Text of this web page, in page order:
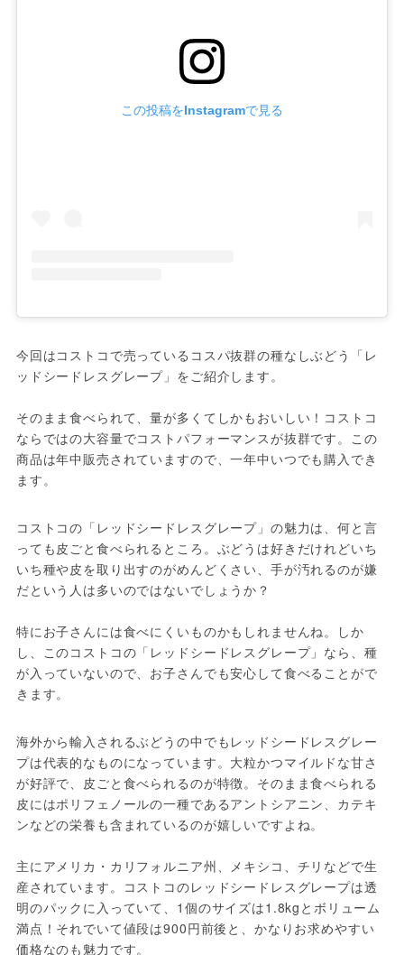
この投稿をInstagramで見る
今回はコストコで売っているコスパ抜群の種なしぶどう「レ
ッドシードレスグレープ」をご紹介します。
そのまま食べられて、量が多くてしかもおいしい！コストコ
ならではの大容量でコストパフォーマンスが抜群です。この
商品は年中販売されていますので、一年中いつでも購入でき
ます。
コストコの「レッドシードレスグレープ」の魅力は、何と言
っても皮ごと食べられるところ。ぶどうは好きだけれどいち
いち種や皮を取り出すのがめんどくさい、手が汚れるのが嫌
だという人は多いのではないでしょうか？
特にお子さんには食べにくいものかもしれませんね。しか
し、このコストコの「レッドシードレスグレープ」なら、種
が入っていないので、お子さんでも安心して食べることがで
きます。
海外から輸入されるぶどうの中でもレッドシードレスグレー
プは代表的なものになっています。大粒かつマイルドな甘さ
が好評で、皮ごと食べられるのが特徴。そのまま食べられる
皮にはポリフェノールの一種であるアントシアニン、カテキ
ンなどの栄養も含まれているのが嬉しいですよね。
主にアメリカ・カリフォルニア州、メキシコ、チリなどで生
産されています。コストコのレッドシードレスグレープは透
明のパックに入っていて、1個のサイズは1.8kgとボリューム
満点！それでいて値段は900円前後と、かなりお求めやすい
価格なのも魅力です。